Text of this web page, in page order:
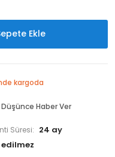
Ekle
kargoda
Düşünce Haber Ver
Süresi: 24 ay